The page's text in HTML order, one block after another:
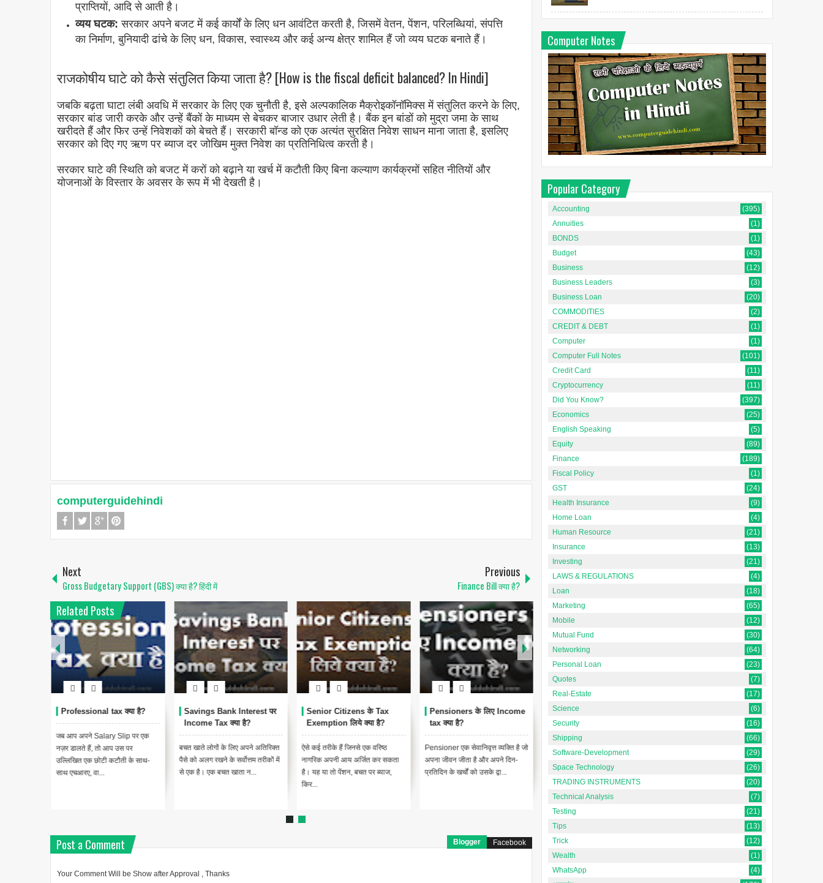
प्राप्तियों, आदि से आती है।
व्यय घटक: सरकार अपने बजट में कई कार्यों के लिए धन आवंटित करती है, जिसमें वेतन, पेंशन, परिलब्धियां, संपत्ति
का निर्माण, बुनियादी ढांचे के लिए धन, विकास, स्वास्थ्य और कई अन्य क्षेत्र शामिल हैं जो व्यय घटक बनाते हैं।
राजकोषीय घाटे को कैसे संतुलित किया जाता है? [How is the fiscal deficit balanced? In Hindi]
जबकि बढ़ता घाटा लंबी अवधि में सरकार के लिए एक चुनौती है, इसे अल्पकालिक मैक्रोइकॉनॉमिक्स में संतुलित करने के लिए,
सरकार बांड जारी करके और उन्हें बैंकों के माध्यम से बेचकर बाजार उधार लेती है। बैंक इन बांडों को मुद्रा जमा के साथ
खरीदते हैं और फिर उन्हें निवेशकों को बेचते हैं। सरकारी बॉन्ड को एक अत्यंत सुरक्षित निवेश साधन माना जाता है, इसलिए
सरकार को दिए गए ऋण पर ब्याज दर जोखिम मुक्त निवेश का प्रतिनिधित्व करती है।
सरकार घाटे की स्थिति को बजट में करों को बढ़ाने या खर्च में कटौती किए बिना कल्याण कार्यक्रमों सहित नीतियों और
योजनाओं के विस्तार के अवसर के रूप में भी देखती है।
computerguidehindi
Next
Gross Budgetary Support (GBS) क्या है? हिंदी में
Previous
Finance Bill क्या है?
Related Posts
Professional tax क्या है?
जब आप अपने Salary Slip पर एक
नज़र डालते हैं, तो आप उस पर
उल्लिखित एक छोटी कटौती के साथ-
साथ एचआरए, वा...
Savings Bank Interest पर
Income Tax क्या है?
बचत खाते लोगों के लिए अपने अतिरिक्त
पैसे को अलग रखने के सर्वोत्तम तरीकों में
से एक है। एक बचत खाता न...
Senior Citizens के Tax
Exemption लिये क्या है?
ऐसे कई तरीके हैं जिनसे एक वरिष्ठ
नागरिक अपनी आय अर्जित कर सकता
है। यह या तो पेंशन, बचत पर ब्याज,
किर...
Pensioners के लिए Income
tax क्या है?
Pensioner एक सेवानिवृत्त व्यक्ति है जो
अपना जीवन जीता है और अपने दिन-
प्रतिदिन के खर्चों को उसके द्वा...
Post a Comment Blogger Facebook
Your Comment Will be Show after Approval , Thanks
Computer Notes
Popular Category
Accounting
(395)
Annuities
(1)
BONDS
(1)
Budget
(43)
Business
(12)
Business Leaders
(3)
Business Loan
(20)
COMMODITIES
(2)
CREDIT & DEBT
(1)
Computer
(1)
Computer Full Notes
(101)
Credit Card
(11)
Cryptocurrency
(11)
Did You Know?
(397)
Economics
(25)
English Speaking
(5)
Equity
(89)
Finance
(189)
Fiscal Policy
(1)
GST
(24)
Health Insurance
(9)
Home Loan
(4)
Human Resource
(21)
Insurance
(13)
Investing
(21)
LAWS & REGULATIONS
(4)
Loan
(18)
Marketing
(65)
Mobile
(12)
Mutual Fund
(30)
Networking
(64)
Personal Loan
(23)
Quotes
(7)
Real-Estate
(17)
Science
(6)
Security
(16)
Shipping
(66)
Software-Development
(29)
Space Technology
(26)
TRADING INSTRUMENTS
(20)
Technical Analysis
(7)
Testing
(21)
Tips
(13)
Trick
(12)
Wealth
(1)
WhatsApp
(4)